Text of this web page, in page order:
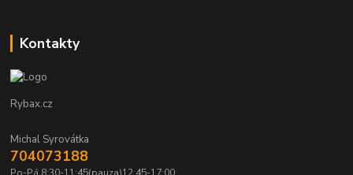
Kontakty
Rybax.cz
Michal Syrovátka
704073188